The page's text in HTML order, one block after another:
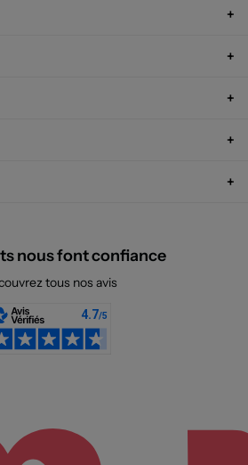
nous font confiance
tous nos avis